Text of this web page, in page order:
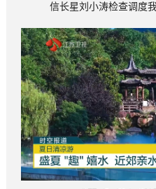
信长星刘小涛检查调度